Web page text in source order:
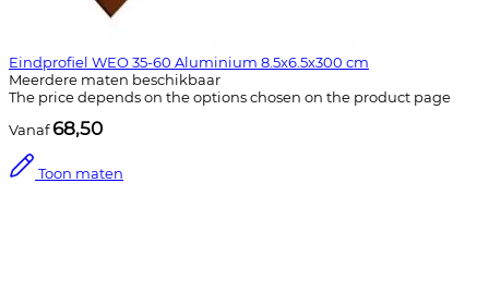
Eindprofiel WEO 35-60 Aluminium 8.5x6.5x300 cm
Meerdere maten beschikbaar
The price depends on the options chosen on the product page
Vanaf 68,50
Toon maten